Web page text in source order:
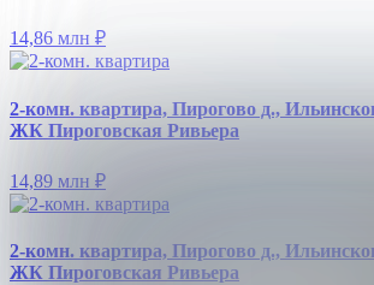
14,86 млн ₽
2-комн. квартира, Пирогово д.,
ЖК Пироговская Ривьера
14,89 млн ₽
2-комн. квартира, Пирогово д.,
ЖК Пироговская Ривьера